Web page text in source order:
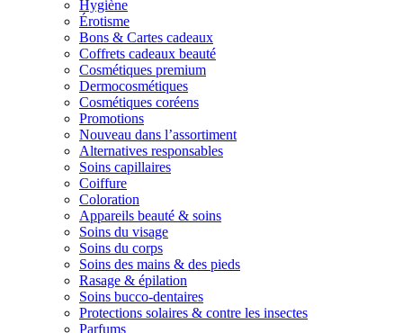
Hygiène
Érotisme
Bons & Cartes cadeaux
Coffrets cadeaux beauté
Cosmétiques premium
Dermocosmétiques
Cosmétiques coréens
Promotions
Nouveau dans l’assortiment
Alternatives responsables
Soins capillaires
Coiffure
Coloration
Appareils beauté & soins
Soins du visage
Soins du corps
Soins des mains & des pieds
Rasage & épilation
Soins bucco-dentaires
Protections solaires & contre les insectes
Parfums